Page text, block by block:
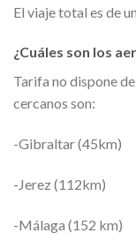
El viaje total es de
¿Cuáles son los
Tarifa no dispone
cercanos son:
-Gibraltar (45km)
-Jerez (112km)
-Málaga (152 km)